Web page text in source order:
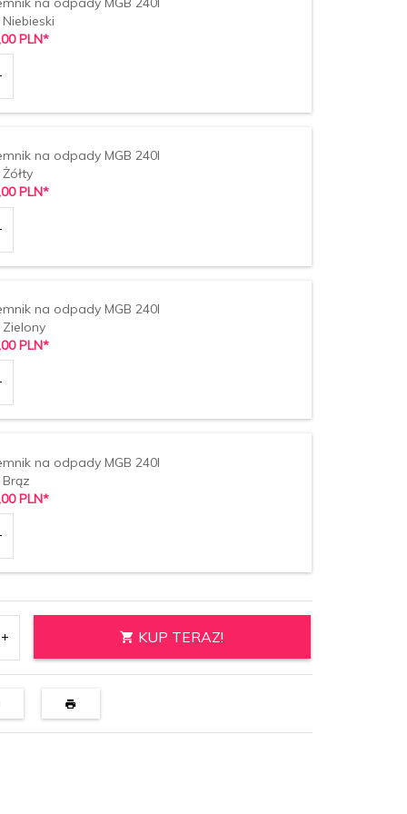
Niebieski
00 PLN*
na odpady MGB 240l
Żółty
00 PLN*
na odpady MGB 240l
Zielony
00 PLN*
na odpady MGB 240l
Brąz
00 PLN*
KUP TERAZ!